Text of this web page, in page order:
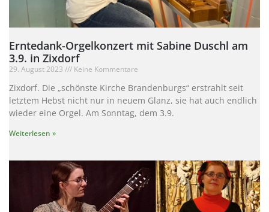
Erntedank-Orgelkonzert mit Sabine Duschl am
3.9. in Zixdorf
29. August 2023 Keine Kommentare
Zixdorf. Die „schönste Kirche Brandenburgs“ erstrahlt seit
letztem Hebst nicht nur in neuem Glanz, sie hat auch endlich
wieder eine Orgel. Am Sonntag, dem 3.9.
Weiterlesen »